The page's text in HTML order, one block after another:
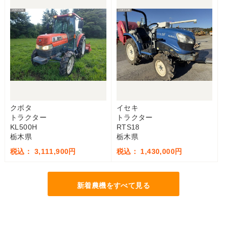
クボタ
トラクター
KL500H
栃木県
税込： 3,111,900円
イセキ
トラクター
RTS18
栃木県
税込： 1,430,000円
新着農機をすべて見る